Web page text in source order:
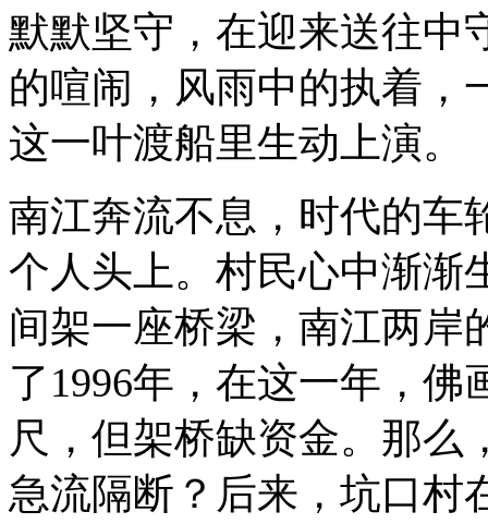
默默坚守，在迎来送往中
的喧闹，风雨中的执着，
这一叶渡船里生动上演。
南江奔流不息，时代的车
个人头上。村民心中渐
间架一座桥梁，南江两岸
了1996年，在这一年，
尺，但架桥缺资金。那么
急流隔断？后来，坑口村